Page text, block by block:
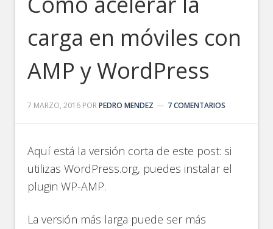
carga en móviles con
AMP y WordPress
7 MARZO, 2016 PORPEDRO MENDEZ 7 COMENTARIOS
Aquí está la versión corta de este post: si
utilizas WordPress.org, puedes instalar el
plugin WP-AMP.
La versión más larga puede ser más